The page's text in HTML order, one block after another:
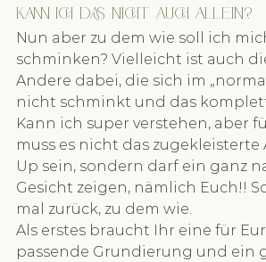
Kann ich das nicht auch allein?
Nun aber zu dem wie soll ich
schminken? Vielleicht ist auch
Andere dabei, die sich im
nicht schminkt und das
Kann ich super verstehen, aber
muss es nicht das zugekleisterte
Up sein, sondern darf ein ganz
Gesicht zeigen, nämlich Euch!!
mal zurück, zu dem wie.
Als erstes braucht Ihr eine für
passende Grundierung und ein